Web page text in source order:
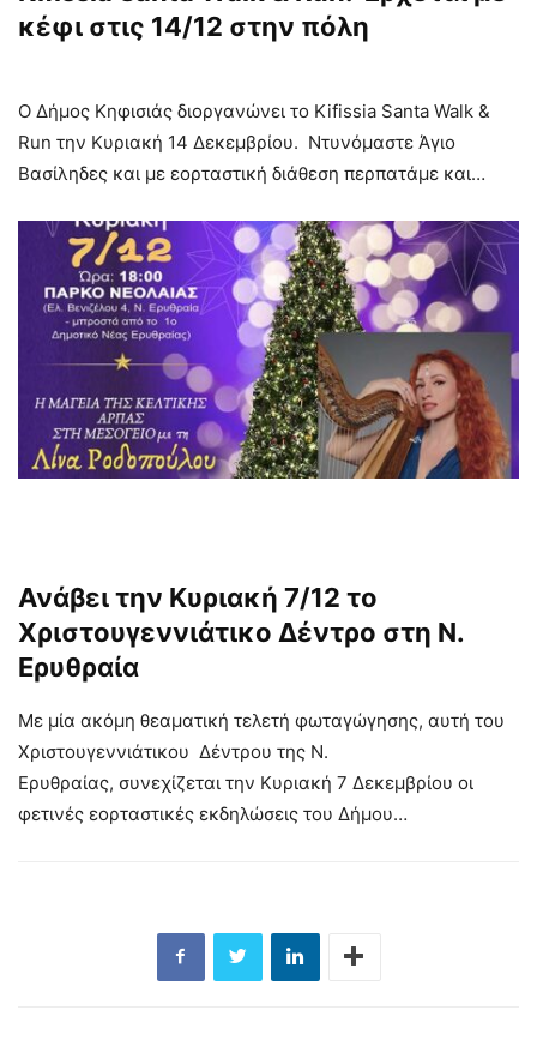
κέφι στις 14/12 στην πόλη
Ο Δήμος Κηφισιάς διοργανώνει το Kifissia Santa Walk &
Run την Κυριακή 14 Δεκεμβρίου. Ντυνόμαστε Άγιο
Βασίληδες και με εορταστική διάθεση περπατάμε και…
Ανάβει την Κυριακή 7/12 το
Χριστουγεννιάτικο Δέντρο στη Ν.
Ερυθραία
Με μία ακόμη θεαματική τελετή φωταγώγησης, αυτή του
Χριστουγεννιάτικου Δέντρου της Ν.
Ερυθραίας, συνεχίζεται την Κυριακή 7 Δεκεμβρίου οι
φετινές εορταστικές εκδηλώσεις του Δήμου…